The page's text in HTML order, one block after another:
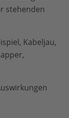
stehenden
Kabeljau,